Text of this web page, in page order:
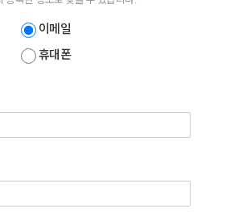
이메일
휴대폰